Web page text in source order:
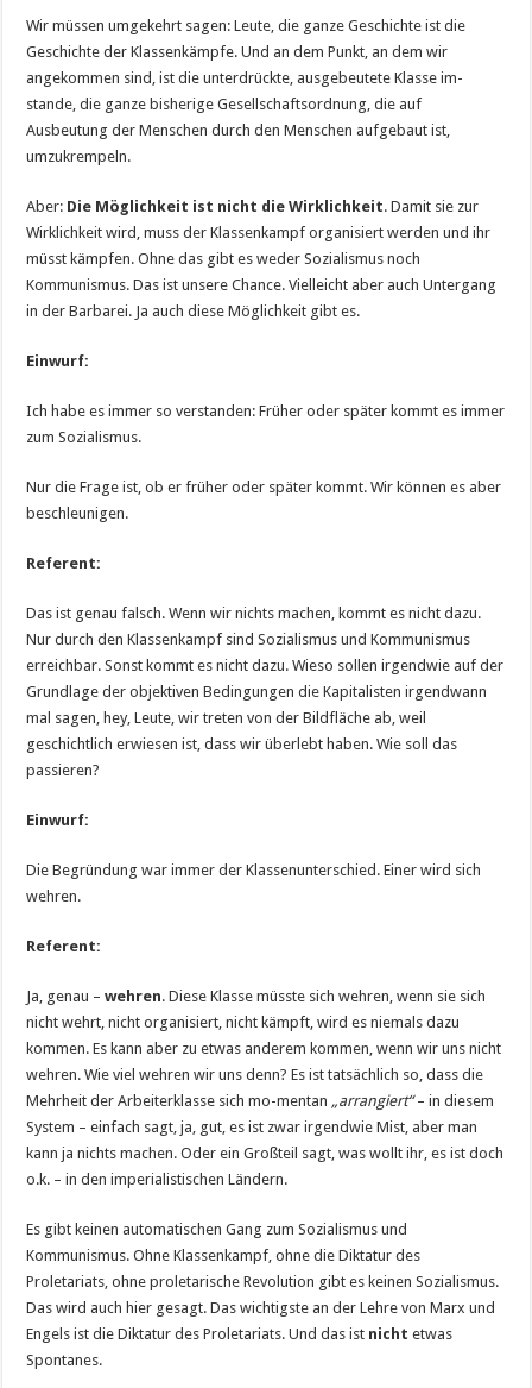
Wir müssen umgekehrt sagen: Leute, die ganze Geschichte ist die
Geschichte der Klassenkämpfe. Und an dem Punkt, an dem wir
angekommen sind, ist die unterdrückte, ausgebeutete Klasse im-
stande, die ganze bisherige Gesellschaftsordnung, die auf
Ausbeutung der Menschen durch den Menschen aufgebaut ist,
umzukrempeln.
Aber: Die Möglichkeit ist nicht die Wirklichkeit. Damit sie zur
Wirklichkeit wird, muss der Klassenkampf organisiert werden und ihr
müsst kämpfen. Ohne das gibt es weder Sozialismus noch
Kommunismus. Das ist unsere Chance. Vielleicht aber auch Untergang
in der Barbarei. Ja auch diese Möglichkeit gibt es.
Einwurf:
Ich habe es immer so verstanden: Früher oder später kommt es immer
zum Sozialismus.
Nur die Frage ist, ob er früher oder später kommt. Wir können es aber
beschleunigen.
Referent:
Das ist genau falsch. Wenn wir nichts machen, kommt es nicht dazu.
Nur durch den Klassenkampf sind Sozialismus und Kommunismus
erreichbar. Sonst kommt es nicht dazu. Wieso sollen irgendwie auf der
Grundlage der objektiven Bedingungen die Kapitalisten irgendwann
mal sagen, hey, Leute, wir treten von der Bildfläche ab, weil
geschichtlich erwiesen ist, dass wir überlebt haben. Wie soll das
passieren?
Einwurf:
Die Begründung war immer der Klassenunterschied. Einer wird sich
wehren.
Referent:
Ja, genau –wehren. Diese Klasse müsste sich wehren, wenn sie sich
nicht wehrt, nicht organisiert, nicht kämpft, wird es niemals dazu
kommen. Es kann aber zu etwas anderem kommen, wenn wir uns nicht
wehren. Wie viel wehren wir uns denn? Es ist tatsächlich so, dass die
Mehrheit der Arbeiterklasse sich mo-mentan „arrangiert“– in diesem
System – einfach sagt, ja, gut, es ist zwar irgendwie Mist, aber man
kann ja nichts machen. Oder ein Großteil sagt, was wollt ihr, es ist doch
o.k. – in den imperialistischen Ländern.
Es gibt keinen automatischen Gang zum Sozialismus und
Kommunismus. Ohne Klassenkampf, ohne die Diktatur des
Proletariats, ohne proletarische Revolution gibt es keinen Sozialismus.
Das wird auch hier gesagt. Das wichtigste an der Lehre von Marx und
Engels ist die Diktatur des Proletariats. Und das ist nicht etwas
Spontanes.